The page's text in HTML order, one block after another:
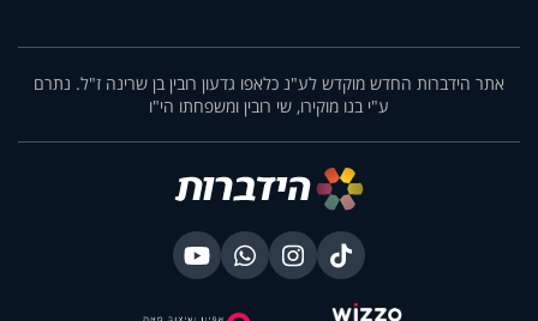
אתר הידברות החדש מוקדש לע"נ כלאפו גדעון רובין בן שרינה ז"ל. נתרם
ע"י בנו מוקירו, שי רובין ומשפחתו הי"ו